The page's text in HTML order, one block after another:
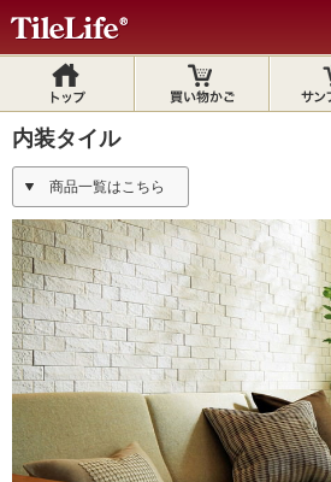
内装タイル
商品一覧はこちら